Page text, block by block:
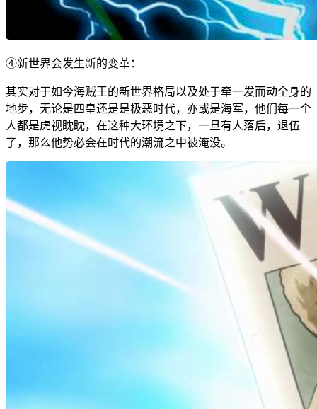
④新世界会发生新的变革：
其实对于如今海贼王的新世界格局以及处于牵一发而动全身的
地步，无论是四皇还是是极恶时代，亦或是海军，他们每一个
人都是虎视眈眈，在这种大环境之下，一旦有人落后，退伍
了，那么他势必会在时代的潮流之中被淹没。